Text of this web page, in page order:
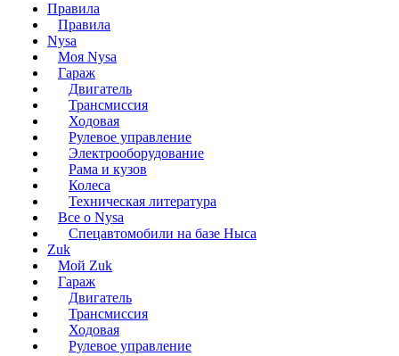
Правила
Правила
Nysa
Моя Nysa
Гараж
Двигатель
Трансмиссия
Ходовая
Рулевое управление
Электрооборудование
Рама и кузов
Колеса
Техническая литература
Все о Nysa
Спецавтомобили на базе Ныса
Zuk
Мой Zuk
Гараж
Двигатель
Трансмиссия
Ходовая
Рулевое управление